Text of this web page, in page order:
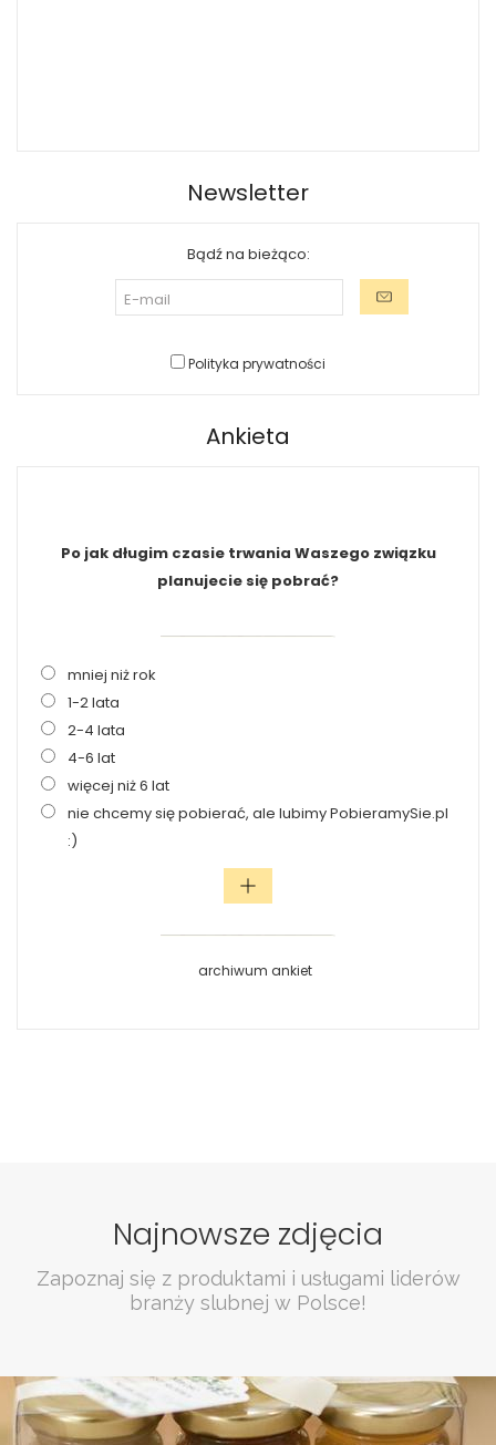
Newsletter
Bądź na bieżąco:
Polityka prywatności
Ankieta
Po jak długim czasie trwania Waszego związku
planujecie się pobrać?
mniej niż rok
1-2 lata
2-4 lata
4-6 lat
więcej niż 6 lat
nie chcemy się pobierać, ale lubimy PobieramySie.pl
:)
archiwum ankiet
Najnowsze zdjęcia
Zapoznaj się z produktami i usługami liderów
branży slubnej w Polsce!